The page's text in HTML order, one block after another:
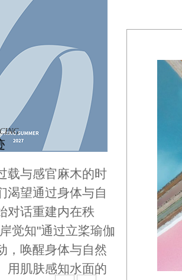
载与感官麻木的时
渴望通过身体与自
对话重建内在秩
觉知"通过立桨瑜伽
，唤醒身体与自然
用肌肤感知水面的